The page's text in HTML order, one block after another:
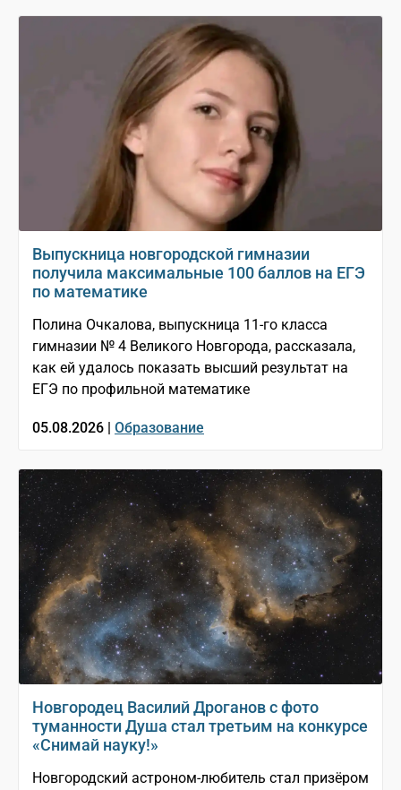
Выпускница новгородской гимназии
получила максимальные 100 баллов на ЕГЭ
по математике
Полина Очкалова, выпускница 11-го класса
гимназии № 4 Великого Новгорода, рассказала,
как ей удалось показать высший результат на
ЕГЭ по профильной математике
05.08.2026 | Образование
Новгородец Василий Дроганов с фото
туманности Душа стал третьим на конкурсе
«Снимай науку!»
Новгородский астроном-любитель стал призёром